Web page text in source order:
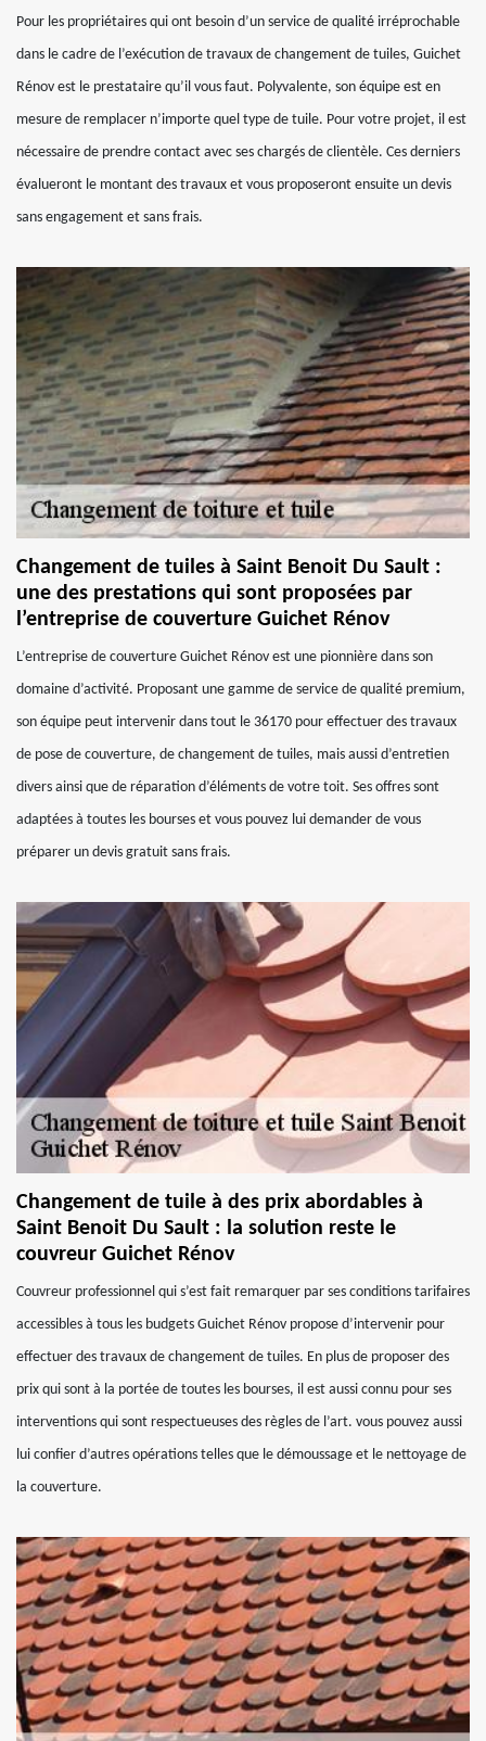
Pour les propriétaires qui ont besoin d’un service de qualité irréprochable
dans le cadre de l’exécution de travaux de changement de tuiles, Guichet
Rénov est le prestataire qu’il vous faut. Polyvalente, son équipe est en
mesure de remplacer n’importe quel type de tuile. Pour votre projet, il est
nécessaire de prendre contact avec ses chargés de clientèle. Ces derniers
évalueront le montant des travaux et vous proposeront ensuite un devis
sans engagement et sans frais.
Changement de tuiles à Saint Benoit Du Sault :
une des prestations qui sont proposées par
l’entreprise de couverture Guichet Rénov
L’entreprise de couverture Guichet Rénov est une pionnière dans son
domaine d’activité. Proposant une gamme de service de qualité premium,
son équipe peut intervenir dans tout le 36170 pour effectuer des travaux
de pose de couverture, de changement de tuiles, mais aussi d’entretien
divers ainsi que de réparation d’éléments de votre toit. Ses offres sont
adaptées à toutes les bourses et vous pouvez lui demander de vous
préparer un devis gratuit sans frais.
Changement de tuile à des prix abordables à
Saint Benoit Du Sault : la solution reste le
couvreur Guichet Rénov
Couvreur professionnel qui s’est fait remarquer par ses conditions tarifaires
accessibles à tous les budgets Guichet Rénov propose d’intervenir pour
effectuer des travaux de changement de tuiles. En plus de proposer des
prix qui sont à la portée de toutes les bourses, il est aussi connu pour ses
interventions qui sont respectueuses des règles de l’art. vous pouvez aussi
lui confier d’autres opérations telles que le démoussage et le nettoyage de
la couverture.